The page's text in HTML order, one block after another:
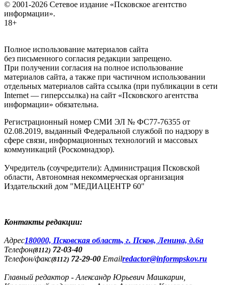
© 2001-2026 Сетевое издание «Псковское агентство
информации».
18+
Полное использование материалов сайта
без письменного согласия редакции запрещено.
При получении согласия на полное использование
материалов сайта, а также при частичном использовании
отдельных материалов сайта ссылка (при публикации в сети
Internet — гиперссылка) на сайт «Псковского агентства
информации» обязательна.
Регистрационный номер СМИ ЭЛ № ФС77-76355 от
02.08.2019, выданный Федеральной службой по надзору в
сфере связи, информационных технологий и массовых
коммуникаций (Роскомнадзор).
Учредитель (соучредители): Администрация Псковской
области, Автономная некоммерческая организация
Издательский дом "МЕДИАЦЕНТР 60"
Контакты редакции:
Адреc180000, Псковская область, г. Псков, Ленина, д.6а
Телефон(8112) 72-03-40
Телефон/факс(8112) 72-29-00 Emailredactor@informpskov.ru
Главный редактор - Александр Юрьевич Машкарин,